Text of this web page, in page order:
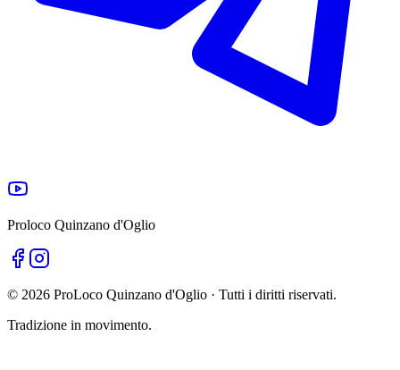
Proloco Quinzano d'Oglio
© 2026 ProLoco Quinzano d'Oglio · Tutti i diritti riservati.
Tradizione in movimento.